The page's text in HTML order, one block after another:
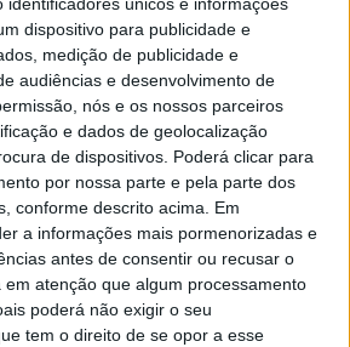
dispositivo para publicidade e
medição de publicidade e
audiências e desenvolvimento de
nós e os nossos parceiros
e dados de geolocalização
de dispositivos. Poderá clicar para
por nossa parte e pela parte dos
conforme descrito acima. Em
a informações mais pormenorizadas e
antes de consentir ou recusar o
em atenção que algum processamento
poderá não exigir o seu
tem o direito de se opor a esse
os treinos, o que o obrigou a ficar
as últimas 10 corridas consecutivas
2022, mas a Sérvia vai finalmente
entre os 60 pilotos inscritos na
candidatos ao triunfo inclui alguns
de vários dias, ao estilo GPS,
Roman, Teo Kabakchiev, Alfredo
Graham Jarvis.